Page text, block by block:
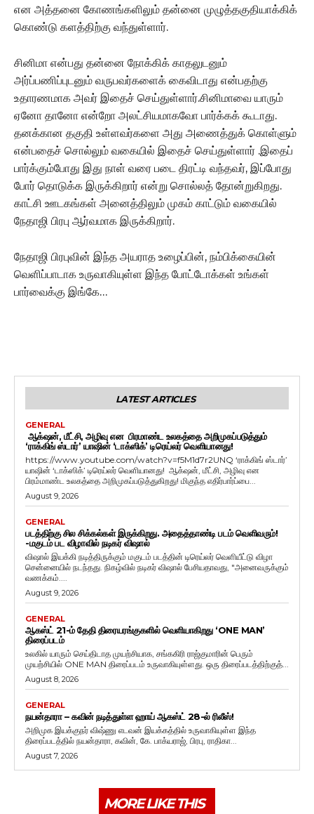
என அத்தனை கோணங்களிலும் தன்னை முழுத்தகுதியாக்கிக்
கொண்டு களத்திற்கு வந்துள்ளார்.
சினிமா என்பது தன்னை நோக்கிக் காதலுடனும்
அர்ப்பணிப்புடனும் வருபவர்களைக் கைவிடாது என்பதற்கு
உதாரணமாக அவர் இதைச் செய்துள்ளார்.சினிமாவை யாரும்
ஏனோ தானோ என்றோ அலட்சியமாகவோ பார்க்கக் கூடாது.
தனக்கான தகுதி உள்ளவர்களை அது அணைத்துக் கொள்ளும்
என்பதைச் சொல்லும் வகையில் இதைச் செய்துள்ளார் .இதைப்
பார்க்கும்போது இது நாள் வரை படை திரட்டி வந்தவர், இப்போது
போர் தொடுக்க இருக்கிறார் என்று சொல்லத் தோன்றுகிறது.
காட்சி ஊடகங்கள் அனைத்திலும் முகம் காட்டும் வகையில்
நேதாஜி பிரபு ஆர்வமாக இருக்கிறார்.
நேதாஜி பிரபுவின் இந்த அயராத உழைப்பின், நம்பிக்கையின்
வெளிப்பாடாக உருவாகியுள்ள இந்த போட்டோக்கள் உங்கள்
பார்வைக்கு இங்கே…
LATEST ARTICLES
GENERAL
ஆக்‌ஷன், மீட்சி, அழிவு என பிரமாண்ட உலகத்தை அறிமுகப்படுத்தும்
‘ராக்கிங் ஸ்டார்’ யாஷின் ‘டாக்ஸிக்’ டிரெய்லர் வெளியானது!
https://www.youtube.com/watch?v=f5M1d7r2UNQ ‘ராக்கிங் ஸ்டார்’
யாஷின் ‘டாக்ஸிக்’ டிரெய்லர் வெளியானது! ஆக்‌ஷன், மீட்சி, அழிவு என
பிரம்மாண்ட உலகத்தை அறிமுகப்படுத்துகிறது! மிகுந்த எதிர்பார்ப்பை...
August 9, 2026
GENERAL
படத்திற்கு சில சிக்கல்கள் இருக்கிறது. அதைத்தாண்டி படம் வெளிவரும்!
-மகுடம் பட விழாவில் நடிகர் விஷால்
விஷால் இயக்கி நடித்திருக்கும் மகுடம் படத்தின் டிரெய்லர் வெளியீட்டு விழா
சென்னையில் நடந்தது. நிகழ்வில் நடிகர் விஷால் பேசியதாவது, "அனைவருக்கும்
வணக்கம்....
August 9, 2026
GENERAL
ஆகஸ்ட் 21-ம் தேதி திரையரங்குகளில் வெளியாகிறது ‘ONE MAN’
திரைப்படம்
உலகில் யாரும் செய்திடாத முயற்சியாக, சங்ககிரி ராஜ்குமாரின் பெரும்
முயற்சியில் ONE MAN திரைப்படம் உருவாகியுள்ளது. ஒரு திரைப்படத்திற்குத்...
August 8, 2026
GENERAL
நயன்தாரா – கவின் நடித்துள்ள ஹாய் ஆகஸ்ட் 28-ல் ரிலீஸ்!
அறிமுக இயக்குநர் விஷ்ணு எடவன் இயக்கத்தில் உருவாகியுள்ள இந்த
திரைப்படத்தில் நயன்தாரா, கவின், கே. பாக்யராஜ், பிரபு, ராதிகா...
August 7, 2026
MORE LIKE THIS